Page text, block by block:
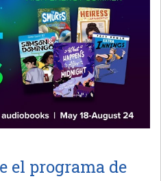
el programa de